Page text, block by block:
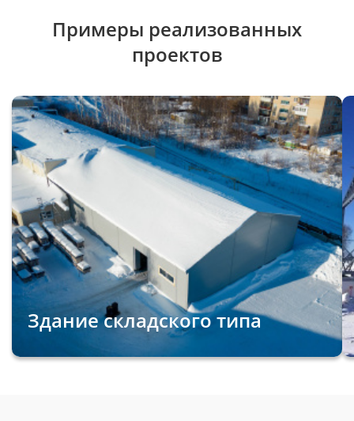
Примеры реализованных
проектов
Здание складского типа